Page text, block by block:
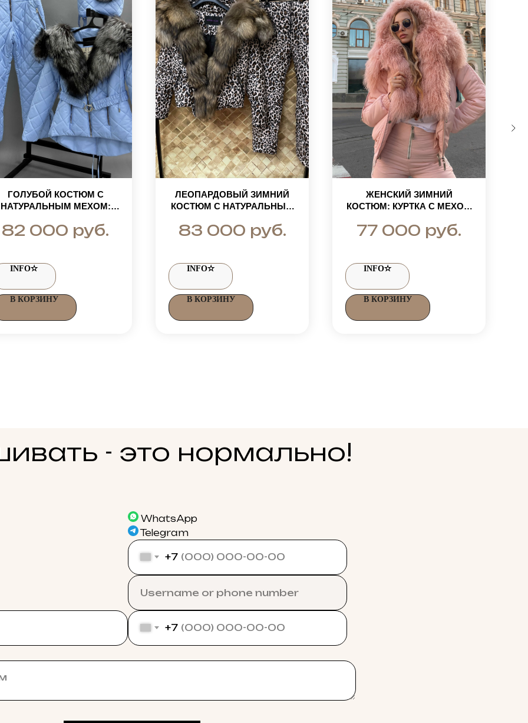
ГОЛУБОЙ КОСТЮМ С
НАТУРАЛЬНЫМ МЕХОМ:
ДО ГРУДИ И
ТЕПЛЫЕ ШТАНЫ
82 000 руб.
INFO✫
В КОРЗИНУ
ЛЕОПАРДОВЫЙ ЗИМНИЙ
КОСТЮМ С НАТУРАЛЬНЫМ
83 000 руб.
INFO✫
В КОРЗИНУ
ЖЕНСКИЙ ЗИМНИЙ
КОСТЮМ: КУРТКА С МЕХОМ
ВЫСОКОЙ ПОСАДКЕ
77 000 руб.
INFO✫
В КОРЗИНУ
- это нормально!
WhatsApp
Telegram
+7
+7